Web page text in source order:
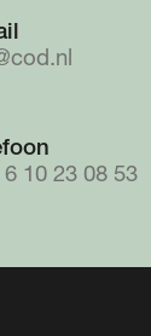
6 10 23 08 53